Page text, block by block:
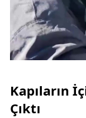
Kapıların
Çıktı